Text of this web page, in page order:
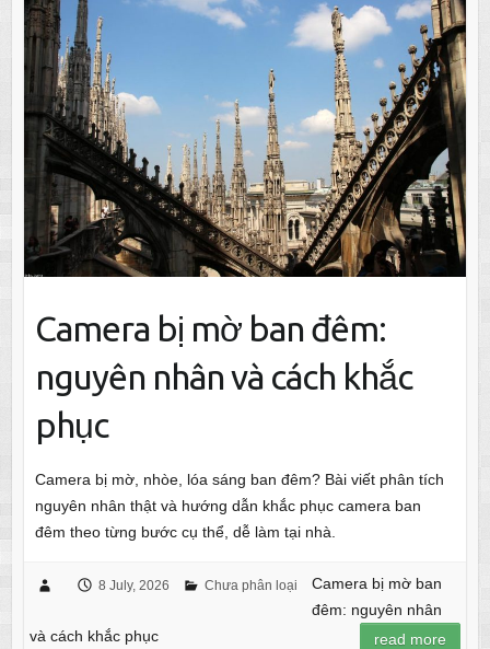
Camera bị mờ ban đêm:
nguyên nhân và cách khắc
phục
Camera bị mờ, nhòe, lóa sáng ban đêm? Bài viết phân tích
nguyên nhân thật và hướng dẫn khắc phục camera ban
đêm theo từng bước cụ thể, dễ làm tại nhà.
8 July, 2026 Chưa phân loại
Camera bị mờ ban
đêm: nguyên nhân
và cách khắc phục
read more